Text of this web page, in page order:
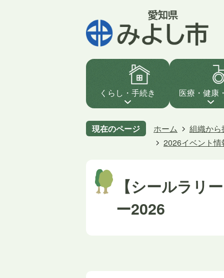
くらし・手続き 医療・健康
現在のページ ホーム
組織から
2026イベント情
【シールラリ
ー2026